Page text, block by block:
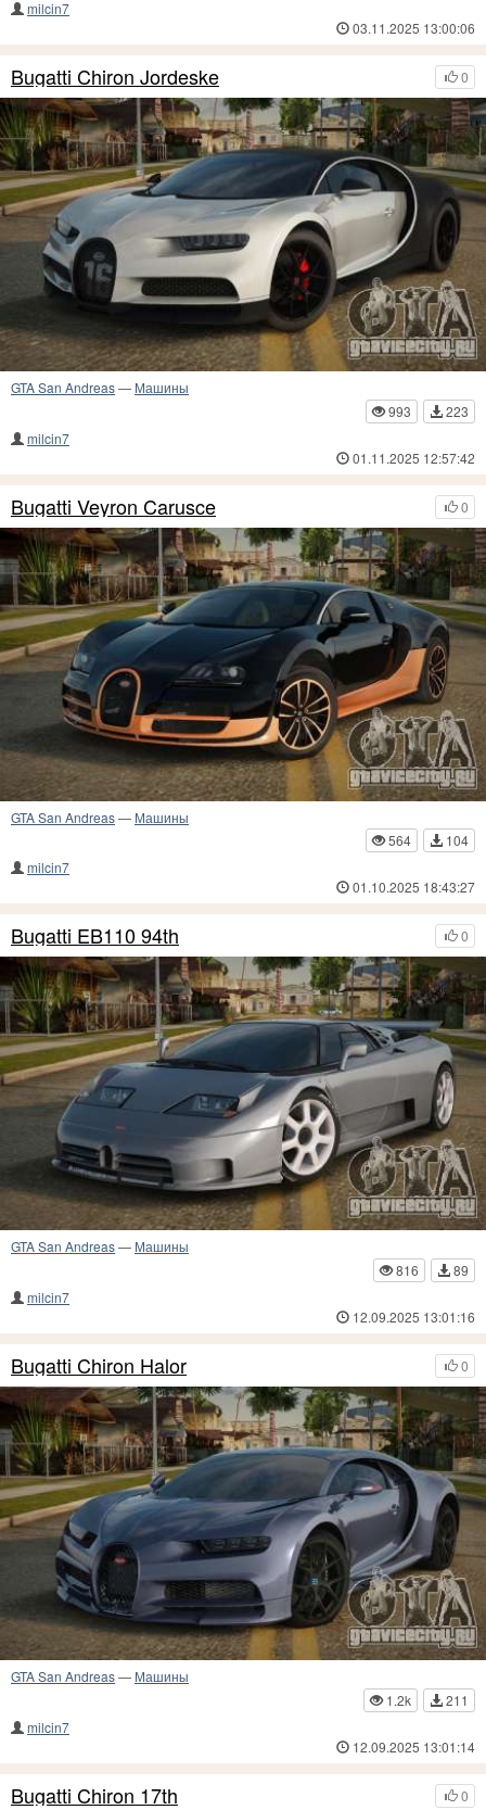
milcin7
03.11.2025 13:00:06
0
Bugatti Chiron Jordeske
GTA San Andreas— Машины
993
223
milcin7
01.11.2025 12:57:42
0
Bugatti Veyron Carusce
GTA San Andreas— Машины
564
104
milcin7
01.10.2025 18:43:27
0
Bugatti EB110 94th
GTA San Andreas— Машины
816
89
milcin7
12.09.2025 13:01:16
0
Bugatti Chiron Halor
GTA San Andreas— Машины
1.2k
211
milcin7
12.09.2025 13:01:14
0
Bugatti Chiron 17th